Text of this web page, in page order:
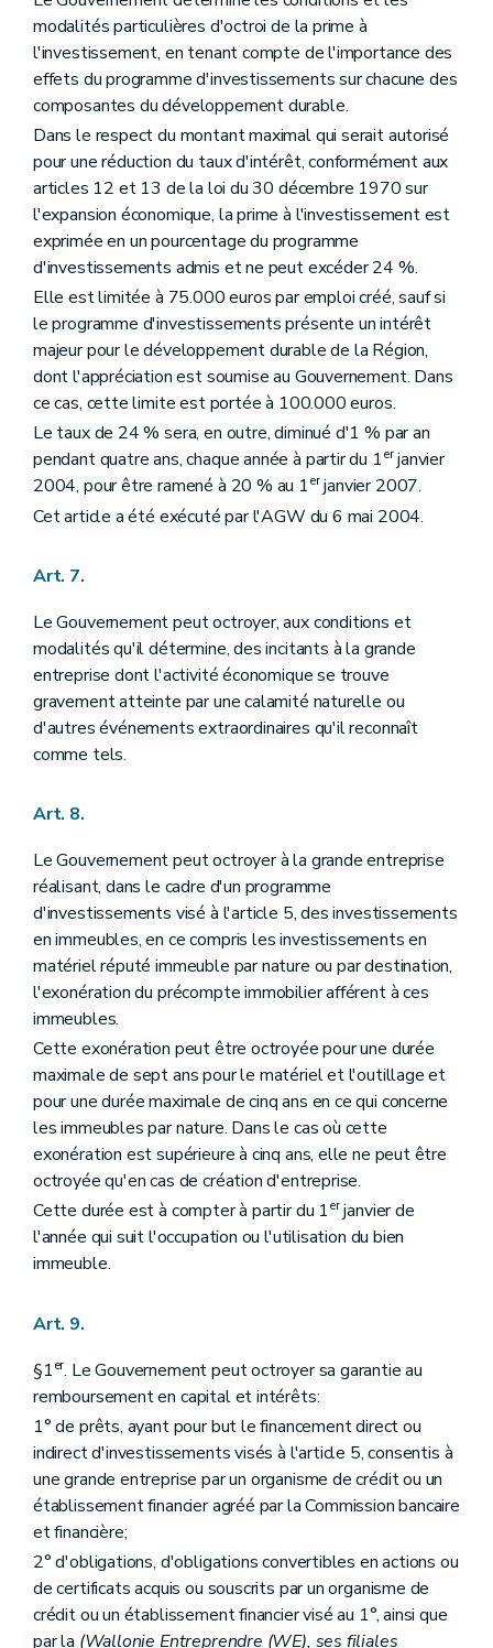
modalités particulières d'octroi de la prime à
l'investissement, en tenant compte de l'importance des
effets du programme d'investissements sur chacune des
composantes du développement durable.
Dans le respect du montant maximal qui serait autorisé
pour une réduction du taux d'intérêt, conformément aux
articles 12 et 13 de la loi du 30 décembre 1970 sur
l'expansion économique, la prime à l'investissement est
exprimée en un pourcentage du programme
d'investissements admis et ne peut excéder 24 %.
Elle est limitée à 75.000 euros par emploi créé, sauf si
le programme d'investissements présente un intérêt
majeur pour le développement durable de la Région,
dont l'appréciation est soumise au Gouvernement. Dans
ce cas, cette limite est portée à 100.000 euros.
Le taux de 24 % sera, en outre, diminué d'1 % par an
pendant quatre ans, chaque année à partir du 1erjanvier
2004, pour être ramené à 20 % au 1erjanvier 2007.
Cet article a été exécuté par l'AGW du 6 mai 2004.
Art. 7.
Le Gouvernement peut octroyer, aux conditions et
modalités qu'il détermine, des incitants à la grande
entreprise dont l'activité économique se trouve
gravement atteinte par une calamité naturelle ou
d'autres événements extraordinaires qu'il reconnaît
comme tels.
Art. 8.
Le Gouvernement peut octroyer à la grande entreprise
réalisant, dans le cadre d'un programme
d'investissements visé à l'article 5, des investissements
en immeubles, en ce compris les investissements en
matériel réputé immeuble par nature ou par destination,
l'exonération du précompte immobilier afférent à ces
immeubles.
Cette exonération peut être octroyée pour une durée
maximale de sept ans pour le matériel et l'outillage et
pour une durée maximale de cinq ans en ce qui concerne
les immeubles par nature. Dans le cas où cette
exonération est supérieure à cinq ans, elle ne peut être
octroyée qu'en cas de création d'entreprise.
Cette durée est à compter à partir du 1erjanvier de
l'année qui suit l'occupation ou l'utilisation du bien
immeuble.
Art. 9.
§1er. Le Gouvernement peut octroyer sa garantie au
remboursement en capital et intérêts:
1° de prêts, ayant pour but le financement direct ou
indirect d'investissements visés à l'article 5, consentis à
une grande entreprise par un organisme de crédit ou un
établissement financier agréé par la Commission bancaire
et financière;
2° d'obligations, d'obligations convertibles en actions ou
de certificats acquis ou souscrits par un organisme de
crédit ou un établissement financier visé au 1°, ainsi que
par la (Wallonie Entreprendre (WE), ses filiales